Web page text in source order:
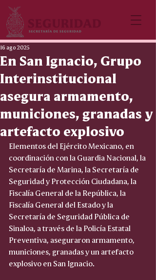
En San Ignacio, Grupo
Interinstitucional
asegura armamento,
municiones, granadas y
artefacto explosivo
16 ago 2025
Elementos del Ejército Mexicano, en
coordinación con la Guardia Nacional, la
Secretaría de Marina, la Secretaría de
Seguridad y Protección Ciudadana, la
Fiscalía General de la República, la
Fiscalía General del Estado y la
Secretaría de Seguridad Pública de
Sinaloa, a través de la Policía Estatal
Preventiva, aseguraron armamento,
municiones, granadas y un artefacto
explosivo en San Ignacio.